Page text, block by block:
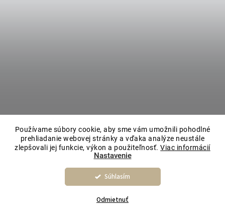
Používame súbory cookie, aby sme vám umožnili pohodlné
prehliadanie webovej stránky a vďaka analýze neustále
zlepšovali jej funkcie, výkon a použiteľnosť.Viac informácií
Nastavenie
Odmietnuť
Súhlasím